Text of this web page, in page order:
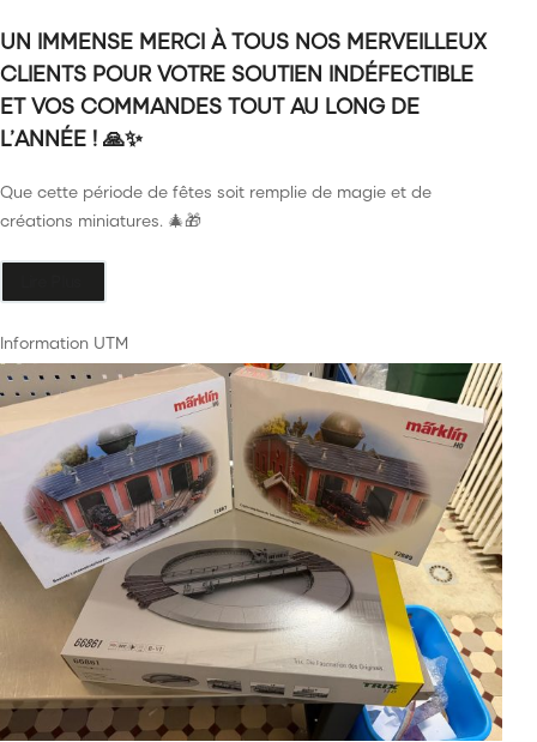
UN IMMENSE MERCI À TOUS NOS MERVEILLEUX
CLIENTS POUR VOTRE SOUTIEN INDÉFECTIBLE
ET VOS COMMANDES TOUT AU LONG DE
L’ANNÉE ! 🙏✨
Que cette période de fêtes soit remplie de magie et de
créations miniatures. 🎄🎁
Information UTM